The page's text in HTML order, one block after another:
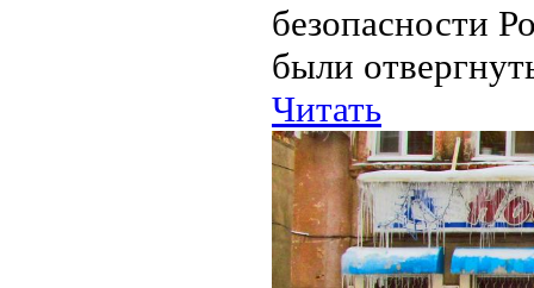
безопасности
были
Читать